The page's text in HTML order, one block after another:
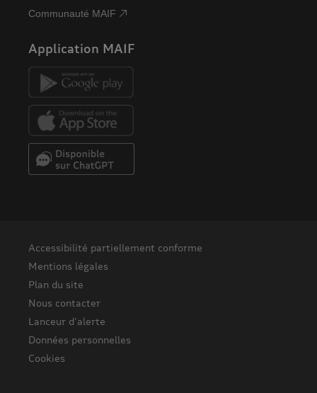
Mentions légales
Plan du site
Nous contacter
Lanceur d'alerte
Données personnelles
Cookies